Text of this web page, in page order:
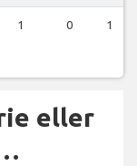
1 0 1
eller